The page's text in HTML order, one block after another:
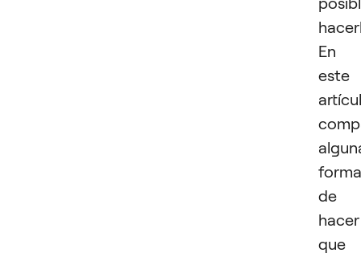
En
este
de
hacer
que